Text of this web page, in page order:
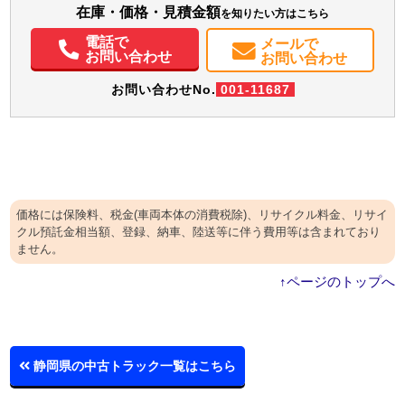
装備情報
エアコン パワステ パワーウィンドウ ABS
電動格納ミラー
取扱説明書（一部含む） メンテナンスノート（保証書）
在庫・価格・見積金額を知りたい方はこちら
電話で
お問い合わせ
メールで
お問い合わせ
お問い合わせNo. 001-11687
価格には保険料、税金(車両本体の消費税除)、リサイクル料金、リサイ
クル預託金相当額、登録、納車、陸送等に伴う費用等は含まれており
ません。
↑ページのトップへ
静岡県の中古トラック一覧はこちら